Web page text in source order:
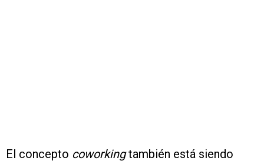
El concepto coworkingtambién está siendo